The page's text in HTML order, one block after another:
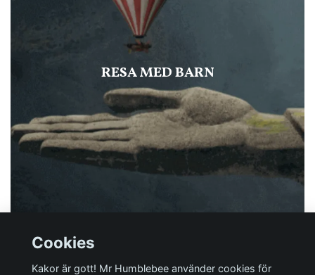
RESA MED BARN
Cookies
Kakor är gott! Mr Humblebee använder cookies för